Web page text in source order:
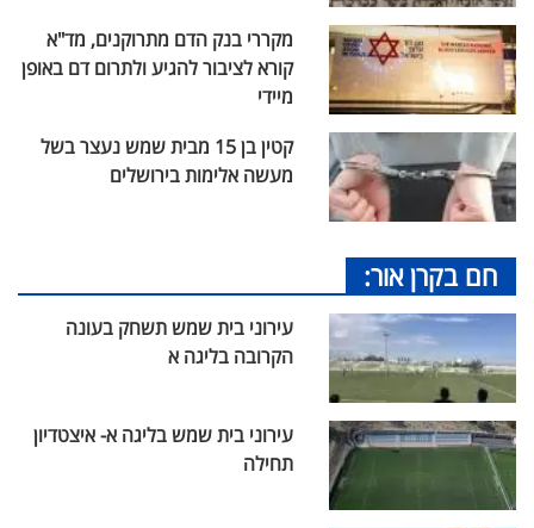
מקררי בנק הדם מתרוקנים, מד"א
קורא לציבור להגיע ולתרום דם באופן
מיידי
קטין בן 15 מבית שמש נעצר בשל
מעשה אלימות בירושלים
חם בקרן אור:
עירוני בית שמש תשחק בעונה
הקרובה בליגה א
עירוני בית שמש בליגה א- איצטדיון
תחילה